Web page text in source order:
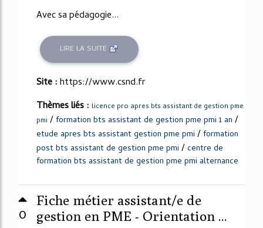
Avec sa pédagogie...
LIRE LA SUITE
Site :https://www.csnd.fr
Thèmes liés : licence pro apres bts assistant de gestion pme
pmi /formation bts assistant de gestion pme pmi 1 an /
etude apres bts assistant gestion pme pmi /formation
post bts assistant de gestion pme pmi /centre de
formation bts assistant de gestion pme pmi alternance
0
Fiche métier assistant/e de
gestion en PME - Orientation ...